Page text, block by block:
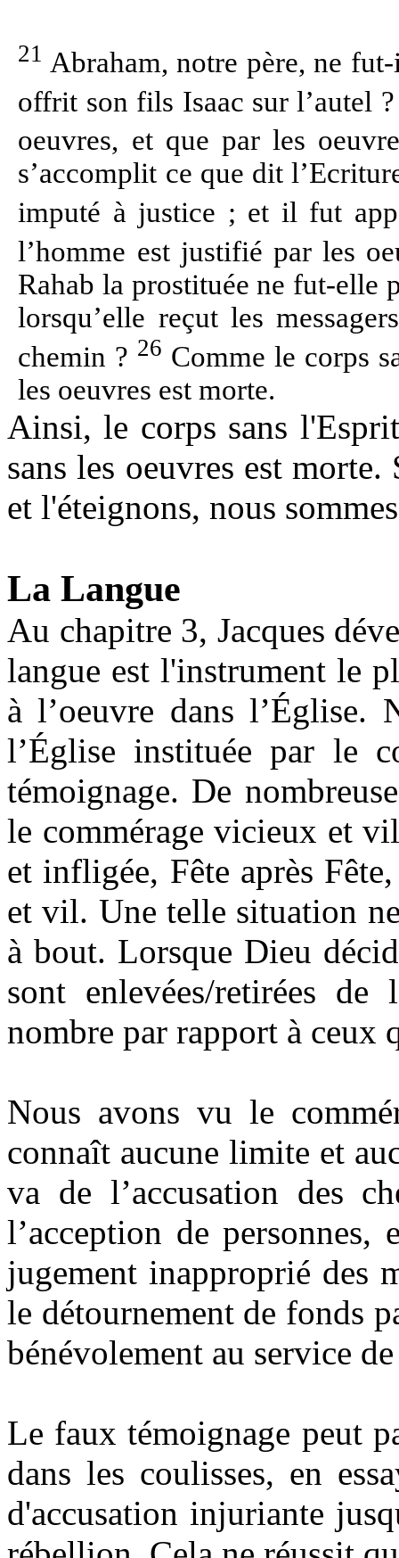
21 Abraham, notre père, ne
offrit son fils Isaac sur l’autel
oeuvres, et que par les
s’accomplit ce que dit
imputé à justice ; et il fut
l’homme est justifié par les
Rahab la prostituée ne fut-elle
lorsqu’elle reçut les
chemin ? 26 Comme le corps
les oeuvres est morte.
Ainsi, le corps sans
sans les oeuvres est
et l'éteignons, nous
La Langue
Au chapitre 3, Jacques
langue est l'instrument le
à l’oeuvre dans l’Église.
l’Église instituée par le
témoignage. De
le commérage vicieux et
et infligée, Fête après
et vil. Une telle situation
à bout. Lorsque Dieu
sont enlevées/retirées de
nombre par rapport à ceux
Nous avons vu le
connaît aucune limite et
va de l’accusation des
l’acception de personnes,
jugement inapproprié des
le détournement de fonds
bénévolement au service
Le faux témoignage peut
dans les coulisses, en
d'accusation injuriante